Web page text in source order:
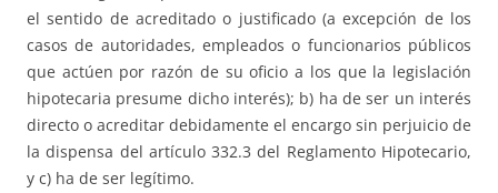
el sentido de acreditado o justificado (a excepción de los
casos de autoridades, empleados o funcionarios públicos
que actúen por razón de su oficio a los que la legislación
hipotecaria presume dicho interés); b) ha de ser un interés
directo o acreditar debidamente el encargo sin perjuicio de
la dispensa del artículo 332.3 del Reglamento Hipotecario,
y c) ha de ser legítimo.